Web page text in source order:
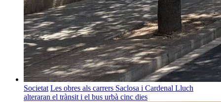
Societat Les obres als carrers Saclosa i Cardenal Lluch
alteraran el trànsit i el bus urbà cinc dies